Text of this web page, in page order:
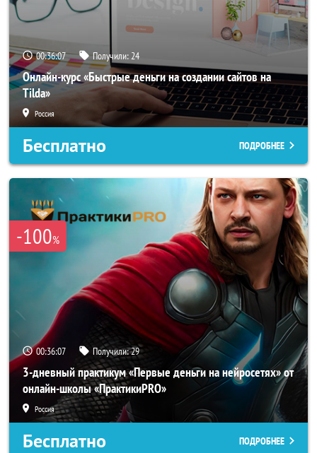
00:36:04 Получили:24
Онлайн-курс «Быстрые деньги на создании сайтов на
Tilda»
Россия
Бесплатно ПОДРОБНЕЕ
-100%
00:36:04 Получили:29
3-дневный практикум «Первые деньги на нейросетях» от
онлайн-школы «ПрактикиPRO»
Россия
Бесплатно ПОДРОБНЕЕ